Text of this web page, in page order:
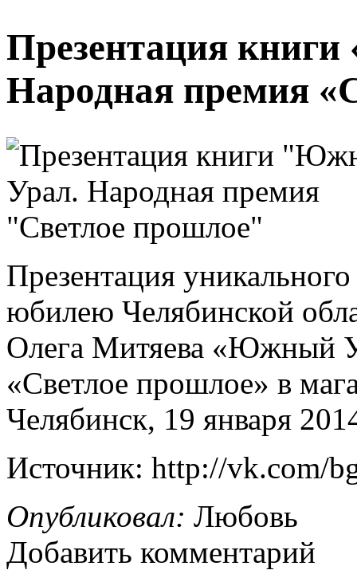
Презентация
Народная премия
Презентация
юбилею Челябинской
Олега Митяева «Южный
«Светлое прошлое» в
Челябинск, 19 января
Источник: http://vk.com/
Опубликовал: Любовь
Добавить комментарий